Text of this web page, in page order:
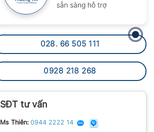
sẵn sàng hỗ trợ
028. 66 505 111
0928 218 268
SĐT tư vấn
Ms Thiên: 0944 2222 14